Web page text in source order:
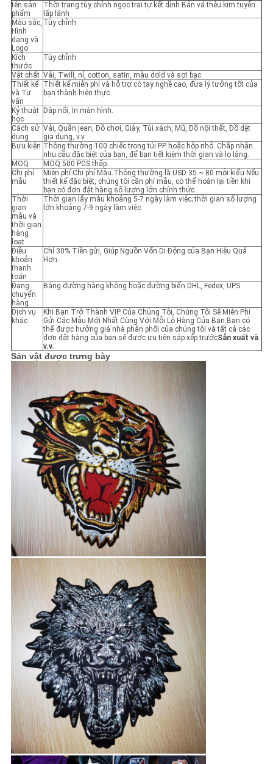
tên sản
phẩm
Thời trang tùy chỉnh ngọc trai tự kết dính Bản vá thêu kim tuyến
lấp lánh
Màu sắc,
Hình
dạng và
Logo
Tùy chỉnh
Kích
thước
Tùy chỉnh
Vật chất Vải, Twill, nỉ, cotton, satin, màu dold và sợi bạc
Thiết kế
và Tư
vấn
Thiết kế miễn phí và hỗ trợ có tay nghề cao, đưa lý tưởng tốt của
bạn thành hiện thực.
Kỷ thuật
học
Dập nổi, In màn hình.
Cách sử
dụng
Vải, Quần jean, Đồ chơi, Giày, Túi xách, Mũ, Đồ nội thất, Đồ dệt
gia dụng, v.v.
Bưu kiện Thông thường 100 chiếc trong túi PP hoặc hộp nhỏ. Chấp nhận
nhu cầu đặc biệt của bạn, để bạn tiết kiệm thời gian và lo lắng.
MOQ
MOQ 500 PCS thấp.
Chi phí
mẫu
Miễn phí Chi phí Mẫu.Thông thường là USD 35 ~ 80 mỗi kiểu Nếu
thiết kế đặc biệt, chúng tôi cần phí mẫu, có thể hoàn lại tiền khi
bạn có đơn đặt hàng số lượng lớn chính thức.
Thời
gian
mẫu và
thời gian
hàng
loạt
Thời gian lấy mẫu khoảng 5-7 ngày làm việc; thời gian số lượng
lớn khoảng 7-9 ngày làm việc.
Điều
khoản
thanh
toán
Chỉ 30% Tiền gửi, Giúp Nguồn Vốn Di Động của Bạn Hiệu Quả
Hơn.
Đang
chuyển
hàng
Bằng đường hàng không hoặc đường biển.DHL, Fedex, UPS
Dịch vụ
khác
Khi Bạn Trở Thành VIP Của Chúng Tôi, Chúng Tôi Sẽ Miễn Phí
Gửi Các Mẫu Mới Nhất Cùng Với Mỗi Lô Hàng Của Bạn.Bạn có
thể được hưởng giá nhà phân phối của chúng tôi và tất cả các
đơn đặt hàng của bạn sẽ được ưu tiên sắp xếp trướcSản xuất và
v.v.
Sản vật được trưng bày